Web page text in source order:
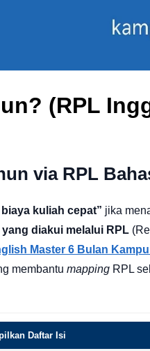
(RPL
via RPL
kuliah cepat” jika
diakui melalui RPL
Master 6 Bulan
membantu mapping RPL
Daftar Isi